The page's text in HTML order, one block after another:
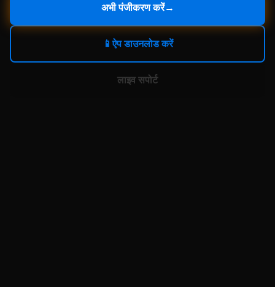
अभी पंजीकरण करें→
📱ऐप डाउनलोड करें
लाइव सपोर्ट